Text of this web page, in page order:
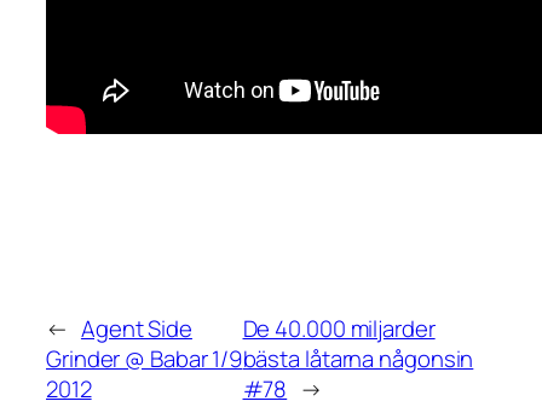
← Agent Side
Grinder @ Babar 1/9
2012
De 40.000 miljarder
bästa låtarna någonsin
#78 →